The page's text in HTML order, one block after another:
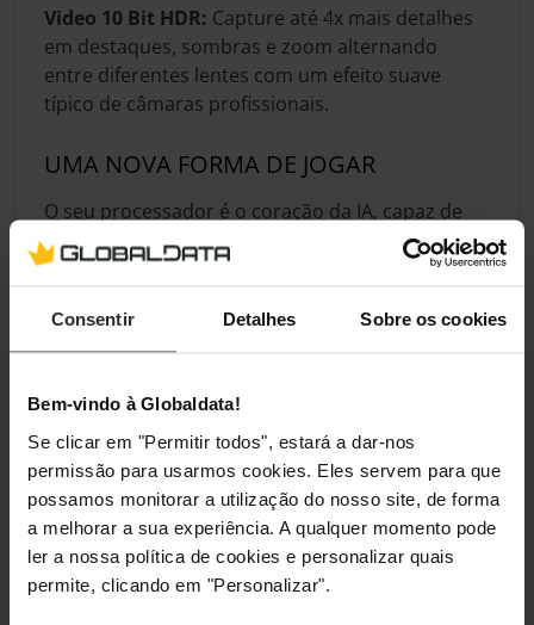
Consentir Detalhes Sobre os cookies
Bem-vindo à Globaldata!
Se clicar em "Permitir todos", estará a dar-nos
permissão para usarmos cookies. Eles servem para que
possamos monitorar a utilização do nosso site, de forma
a melhorar a sua experiência. A qualquer momento pode
ler a nossa política de cookies e personalizar quais
permite, clicando em "Personalizar".
Video 10 Bit HDR: Capture até 4x mais detalhes
em destaques, sombras e zoom alternando
entre diferentes lentes com um efeito suave
típico de câmaras profissionais.
UMA NOVA FORMA DE JOGAR
O seu processador é o coração da IA, capaz de
executar várias funções de IA no próprio
dispositivo, sem a necessidade de conexão. Além
avançados da Samsung, para oferecer a maior
experiencia num Smartphone.
Snapdragon 8 Elite:O processador de 3nm mais
avançado num Galaxy.
Otimizado para AI:NPU até 40% mais potente,
oferece funções IA sem necessidade de internet.
Gráficos com qualidade de consola: